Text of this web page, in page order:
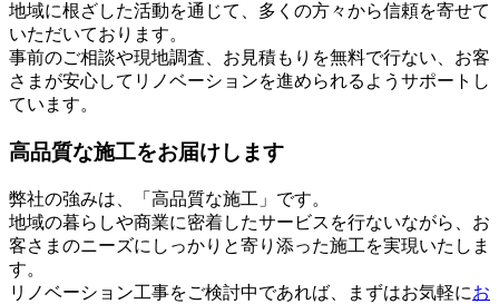
地域に根ざした活動を通じて、多くの方々から信頼を寄せて
いただいております。
事前のご相談や現地調査、お見積もりを無料で行ない、お客
さまが安心してリノベーションを進められるようサポートし
ています。
高品質な施工をお届けします
弊社の強みは、「高品質な施工」です。
地域の暮らしや商業に密着したサービスを行ないながら、お
客さまのニーズにしっかりと寄り添った施工を実現いたしま
す。
リノベーション工事をご検討中であれば、まずはお気軽にお